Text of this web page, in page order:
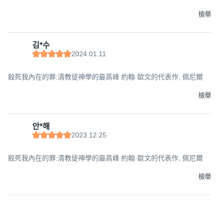
檢舉
김*수
2024.01.11
殺死我內在的罪:清教徒神學的最高峰 約翰·歐文的代表作, 佩尼爾
檢舉
안*해
2023.12.25
殺死我內在的罪:清教徒神學的最高峰 約翰·歐文的代表作, 佩尼爾
檢舉